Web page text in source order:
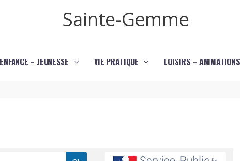
Sainte-Gemme
ENFANCE – JEUNESSE VIE PRATIQUE LOISIRS – ANIMATIONS